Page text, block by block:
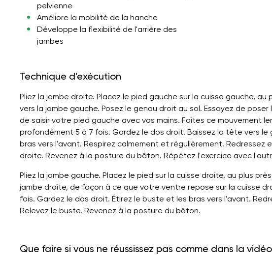
pelvienne
Améliore la mobilité de la hanche
Développe la flexibilité de l'arrière des
jambes
Technique d'exécution
Pliez la jambe droite. Placez le pied gauche sur la cuisse gauche, au
vers la jambe gauche. Posez le genou droit au sol. Essayez de
de saisir votre pied gauche avec vos mains. Faites ce mouvement
profondément 5 à 7 fois. Gardez le dos droit. Baissez la tête vers le
bras vers l'avant. Respirez calmement et régulièrement. Redressez
droite. Revenez à la posture du bâton. Répétez l'exercice avec
Pliez la jambe gauche. Placez le pied sur la cuisse droite, au plus
jambe droite, de façon à ce que votre ventre repose sur la cuisse
fois. Gardez le dos droit. Étirez le buste et les bras vers l'avant.
Relevez le buste. Revenez à la posture du bâton.
Que faire si vous ne réussissez pas comme dans la vidéo